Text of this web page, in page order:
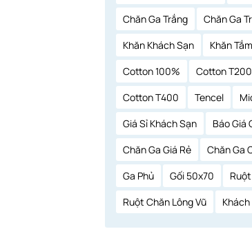
Chăn Ga Trắng
Chăn Ga
Khăn Khách Sạn
Khăn
Cotton 100%
Cotton T200
Cotton T400
Tencel
Giá Sỉ Khách Sạn
Báo Giá
Chăn Ga Giá Rẻ
Chăn Ga
Ga Phủ
Gối 50x70
Ruột Chăn Lông Vũ